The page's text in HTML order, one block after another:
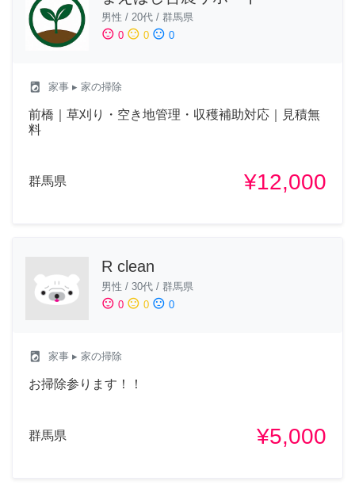
男性 / 20代 / 群馬県
sentiment_satisfied 0 sentiment_neutral 0 sentiment_dissatisfied 0
local_laundry_service 家事 ▸ 家の掃除
前橋｜草刈り・空き地管理・収穫補助対応｜見積無
料
群馬県 ¥12,000
R clean
男性 / 30代 / 群馬県
sentiment_satisfied 0 sentiment_neutral 0 sentiment_dissatisfied 0
local_laundry_service 家事 ▸ 家の掃除
お掃除参ります！！
群馬県 ¥5,000